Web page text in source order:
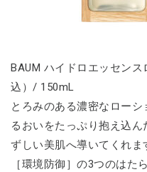
BAUM ハイドロエッセン
込）/ 150mL
とろみのある濃密なロー
るおいをたっぷり抱え込
ずしい美肌へ導いてくれま
［環境防御］の3つのはた